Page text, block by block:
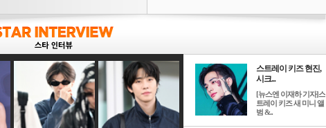
스트레이 키즈 현진,
시크...
[뉴스엔 이재하 기자]스
트레이 키즈 새 미니 앨
범 &..